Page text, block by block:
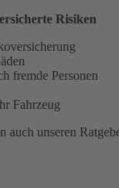
Risiken
fremde Personen
Fahrzeug
auch unseren